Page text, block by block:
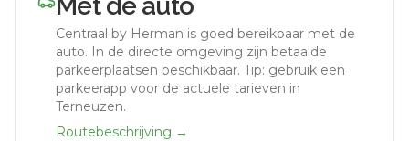
Centraal by Herman is goed bereikbaar met de
auto. In de directe omgeving zijn betaalde
parkeerplaatsen beschikbaar. Tip: gebruik een
parkeerapp voor de actuele tarieven in
Terneuzen.
Routebeschrijving →